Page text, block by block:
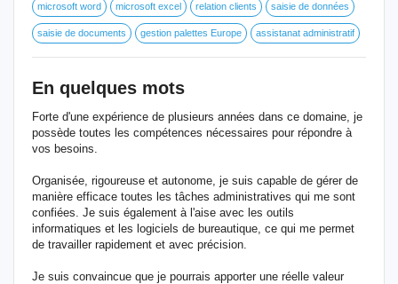
microsoft word microsoft excel relation clients saisie de données
saisie de documents gestion palettes Europe assistanat administratif
En quelques mots
Forte d'une expérience de plusieurs années dans ce domaine, je
possède toutes les compétences nécessaires pour répondre à
vos besoins.
Organisée, rigoureuse et autonome, je suis capable de gérer de
manière efficace toutes les tâches administratives qui me sont
confiées. Je suis également à l'aise avec les outils
informatiques et les logiciels de bureautique, ce qui me permet
de travailler rapidement et avec précision.
Je suis convaincue que je pourrais apporter une réelle valeur